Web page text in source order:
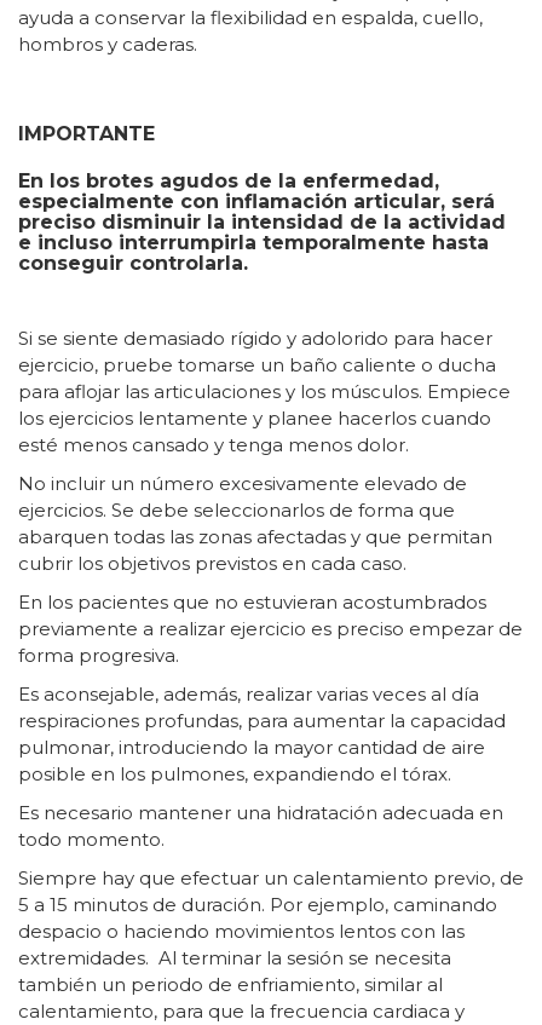
ayuda a conservar la flexibilidad en espalda, cuello,
hombros y caderas.
IMPORTANTE
En los brotes agudos de la enfermedad,
especialmente con inflamación articular, será
preciso disminuir la intensidad de la actividad
e incluso interrumpirla temporalmente hasta
conseguir controlarla.
Si se siente demasiado rígido y adolorido para hacer
ejercicio, pruebe tomarse un baño caliente o ducha
para aflojar las articulaciones y los músculos. Empiece
los ejercicios lentamente y planee hacerlos cuando
esté menos cansado y tenga menos dolor.
No incluir un número excesivamente elevado de
ejercicios. Se debe seleccionarlos de forma que
abarquen todas las zonas afectadas y que permitan
cubrir los objetivos previstos en cada caso.
En los pacientes que no estuvieran acostumbrados
previamente a realizar ejercicio es preciso empezar de
forma progresiva.
Es aconsejable, además, realizar varias veces al día
respiraciones profundas, para aumentar la capacidad
pulmonar, introduciendo la mayor cantidad de aire
posible en los pulmones, expandiendo el tórax.
Es necesario mantener una hidratación adecuada en
todo momento.
Siempre hay que efectuar un calentamiento previo, de
5 a 15 minutos de duración. Por ejemplo, caminando
despacio o haciendo movimientos lentos con las
extremidades. Al terminar la sesión se necesita
también un periodo de enfriamiento, similar al
calentamiento, para que la frecuencia cardiaca y